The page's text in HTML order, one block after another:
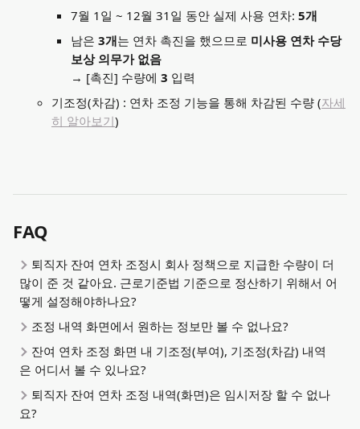
7월 1일 ~ 12월 31일 동안 실제 사용 연차: 5개
남은 3개는 연차 촉진을 했으므로 미사용 연차 수당
보상 의무가 없음
→ [촉진] 수량에 3 입력
기조정(차감) : 연차 조정 기능을 통해 차감된 수량 (자세
히 알아보기)
FAQ
퇴직자 잔여 연차 조정시 회사 정책으로 지급한 수량이 더
많이 준 것 같아요. 근로기준법 기준으로 정산하기 위해서 어
떻게 설정해야하나요?
조정 내역 화면에서 원하는 정보만 볼 수 없나요?
잔여 연차 조정 화면 내 기조정(부여), 기조정(차감) 내역
은 어디서 볼 수 있나요?
퇴직자 잔여 연차 조정 내역(화면)은 임시저장 할 수 없나
요?